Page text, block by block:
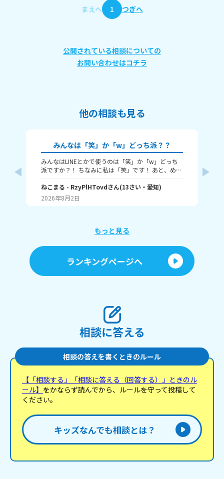
まえへ 1 つぎへ
公開されている相談についての
お問い合わせはコチラ
他の相談も見る
みんなは「笑」か「w」どっち派？？
みんなはLINEとかで使うのは「笑」か「w」どっち
派ですか？！ ちなみに私は「笑」です！ あと、めっ
す！ （笑笑、爆笑、wwwなど）
ねこまる - RzyPlHTovdさん(13さい・ 愛知)
2026年8月2日
もっと見る
ランキングページへ
相談に答える
相談の答えを書くときのルール
【「相談する」「相談に答える（回答する）」ときのル
ール】 をかならず読んでから、ルールを守って投稿して
ください。
キッズなんでも相談とは？